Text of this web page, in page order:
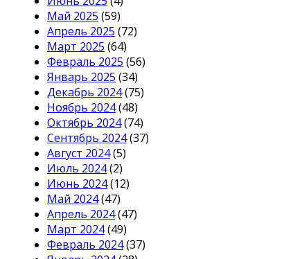
Май 2025 (59)
Апрель 2025 (72)
Март 2025 (64)
Февраль 2025 (56)
Январь 2025 (34)
Декабрь 2024(75)
Ноябрь 2024(48)
Октябрь 2024(74)
Сентябрь 2024(37)
Август 2024(5)
Июль 2024(2)
Июнь 2024(12)
Май 2024(47)
Апрель 2024(47)
Март 2024(49)
Февраль 2024(37)